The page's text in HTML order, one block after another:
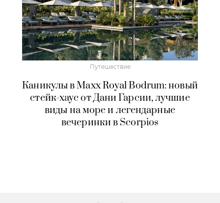
Путешествие
Каникулы в Maxx Royal Bodrum: новый
стейк-хаус от Дани Гарсии, лучшие
виды на море и легендарные
вечеринки в Scorpios